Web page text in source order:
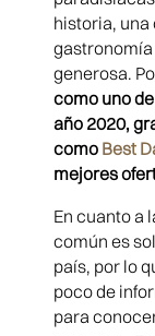
historia,
gastronomía
generosa.
como uno
año 2020,
como Best
mejores
En cuanto a
común es
país, por lo
poco de
para